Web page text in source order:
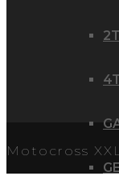
Motocross